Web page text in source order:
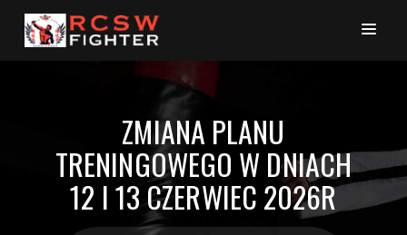
ZMIANA PLANU
TRENINGOWEGO W DNIACH
12 I 13 CZERWIEC 2026R